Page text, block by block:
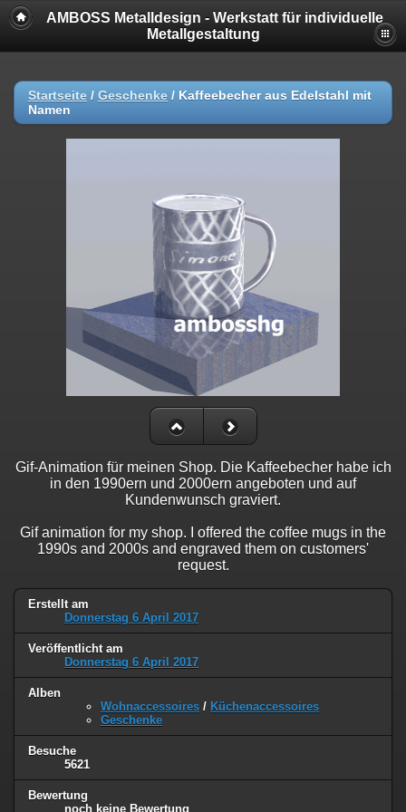
AMBOSS Metalldesign - Werkstatt für individuelle
Metallgestaltung
Startseite / Geschenke / Kaffeebecher aus Edelstahl mit
Namen
Gif-Animation für meinen Shop. Die Kaffeebecher habe ich
in den 1990ern und 2000ern angeboten und auf
Kundenwunsch graviert.
Gif animation for my shop. I offered the coffee mugs in the
1990s and 2000s and engraved them on customers'
request.
Erstellt am
Donnerstag 6 April 2017
Veröffentlicht am
Donnerstag 6 April 2017
Alben
Wohnaccessoires / Küchenaccessoires
Geschenke
Besuche
5621
Bewertung
noch keine Bewertung